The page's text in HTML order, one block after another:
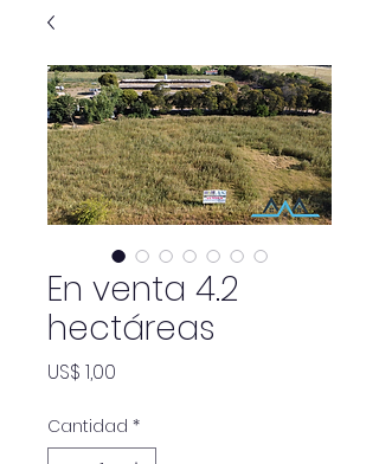
En venta 4.2
hectáreas
US$ 1,00
Cantidad *